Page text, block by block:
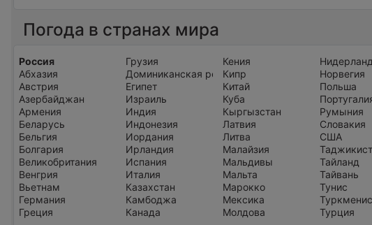
Погода в странах мира
Россия
Абхазия
Австрия
Азербайджан
Армения
Беларусь
Бельгия
Болгария
Великобритания
Венгрия
Вьетнам
Германия
Греция
Грузия
Доминиканская республика
Египет
Израиль
Индия
Индонезия
Иордания
Ирландия
Испания
Италия
Казахстан
Камбоджа
Канада
Кения
Кипр
Китай
Куба
Кыргызстан
Латвия
Литва
Малайзия
Мальдивы
Мальта
Марокко
Мексика
Молдова
Норвегия
Польша
Румыния
Словакия
США
Тайланд
Тайвань
Тунис
Турция